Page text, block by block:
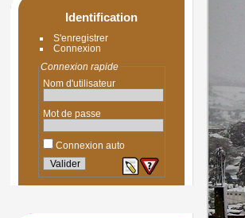
Identification
S'enregistrer
Connexion
Connexion rapide
Nom d'utilisateur
Mot de passe
Connexion auto